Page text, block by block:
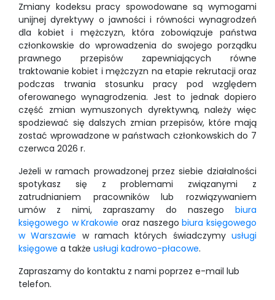
Zmiany kodeksu pracy spowodowane są wymogami
unijnej dyrektywy o jawności i równości wynagrodzeń
dla kobiet i mężczyzn, która zobowiązuje państwa
członkowskie do wprowadzenia do swojego porządku
prawnego przepisów zapewniających równe
traktowanie kobiet i mężczyzn na etapie rekrutacji oraz
podczas trwania stosunku pracy pod względem
oferowanego wynagrodzenia. Jest to jednak dopiero
część zmian wymuszonych dyrektywną, należy więc
spodziewać się dalszych zmian przepisów, które mają
zostać wprowadzone w państwach członkowskich do 7
czerwca 2026 r.
Jeżeli w ramach prowadzonej przez siebie działalności
spotykasz się z problemami związanymi z
zatrudnianiem pracowników lub rozwiązywaniem
umów z nimi, zapraszamy do naszego biura
księgowego w Krakowie oraz naszegobiura księgowego
w Warszawie w ramach których świadczymyusługi
księgowe a także usługi kadrowo-płacowe.
Zapraszamy do kontaktu z nami poprzez e-mail lub
telefon.